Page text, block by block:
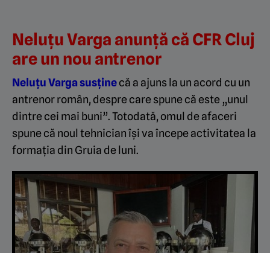
Neluțu Varga anunță că CFR Cluj
are un nou antrenor
Neluțu Varga susținecă a ajuns la un acord cu un
antrenor român, despre care spune că este „unul
dintre cei mai buni”. Totodată, omul de afaceri
spune că noul tehnician își va începe activitatea la
formația din Gruia de luni.